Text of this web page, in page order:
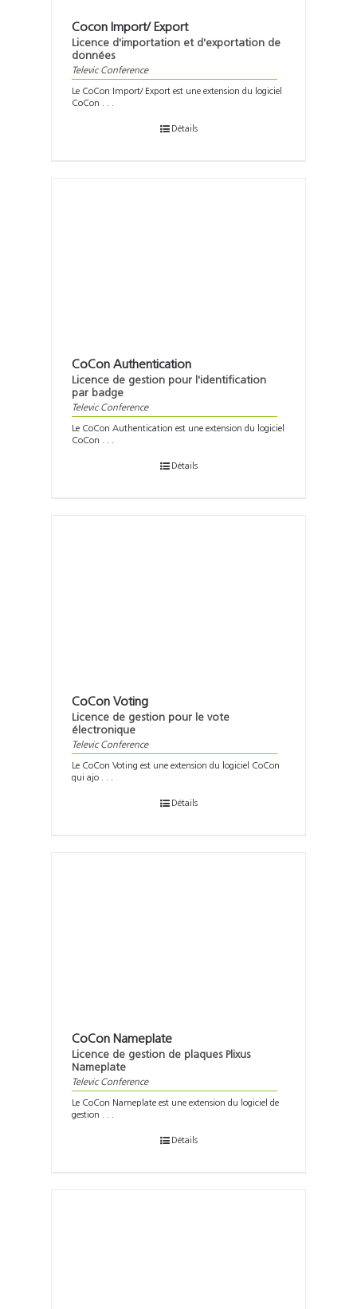
Cocon Import/ Export
Licence d'importation et d'exportation de
données
Televic Conference
Le CoCon Import/ Export est une extension du logiciel
CoCon . . .
Détails
CoCon Authentication
Licence de gestion pour l'identification
par badge
Televic Conference
Le CoCon Authentication est une extension du logiciel
CoCon . . .
Détails
CoCon Voting
Licence de gestion pour le vote
électronique
Televic Conference
Le CoCon Voting est une extension du logiciel CoCon
qui ajo . . .
Détails
CoCon Nameplate
Licence de gestion de plaques Plixus
Nameplate
Televic Conference
Le CoCon Nameplate est une extension du logiciel de
gestion . . .
Détails